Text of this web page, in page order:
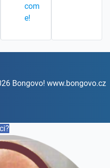
com
e!
Bongovo! www.bongovo.cz